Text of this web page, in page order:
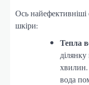
Ось
шкіри:
Тепла
вода